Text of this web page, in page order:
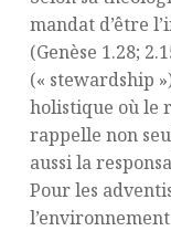
mandat d’être
(Genèse 1.28;
(« stewardship
holistique où le
rappelle non
aussi la
Pour les